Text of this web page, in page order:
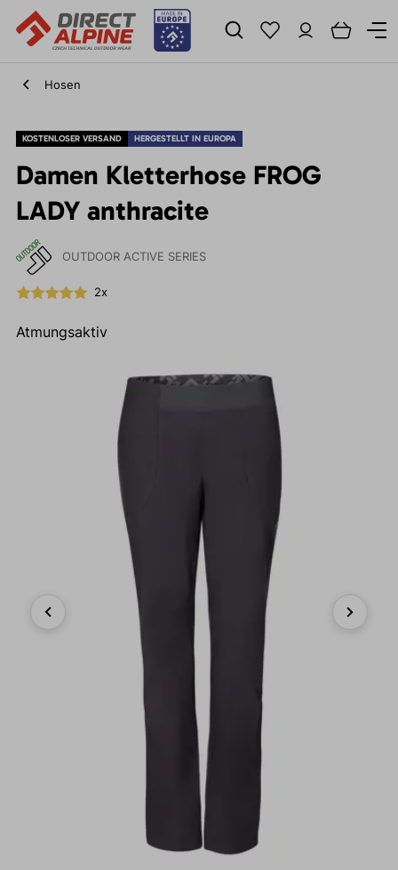
Hosen
KOSTENLOSER VERSAND HERGESTELLT IN EUROPA
Damen Kletterhose FROG
LADY anthracite
OUTDOOR ACTIVE SERIES
2x
Atmungsaktiv